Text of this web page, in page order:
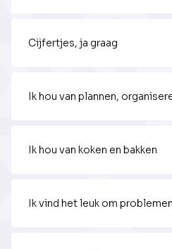
Cijfertjes, ja graag
Ik hou van plannen,
Ik hou van koken en bakken
Ik vind het leuk om